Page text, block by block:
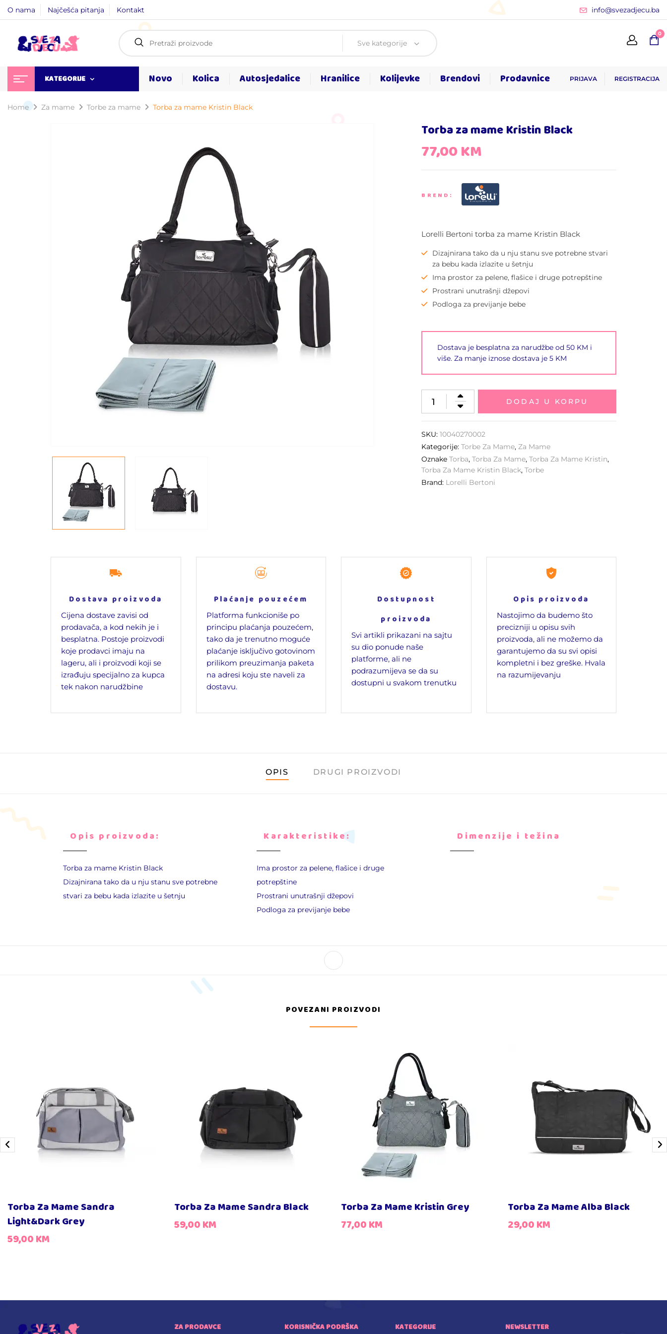
O nama Najčešća pitanja Kontakt info@svezadjecu.ba
Sve kategorije
0
KATEGORIJE Novo Kolica Autosjedalice Hranilice Kolijevke Brendovi Prodavnice PRIJAVA REGISTRACIJA
Home Za mame Torbe za mame Torba za mame Kristin Black
Torba za mame Kristin Black
77,00KM
BREND:
Lorelli Bertoni torba za mame Kristin Black
Dizajnirana tako da u nju stanu sve potrebne stvari
za bebu kada izlazite u šetnju
Ima prostor za pelene, flašice i druge potrepštine
Prostrani unutrašnji džepovi
Podloga za previjanje bebe
Dostava je besplatna za narudžbe od 50 KM i
više. Za manje iznose dostava je 5 KM
DODAJ U KORPU
SKU:10040270002
Kategorije:Torbe Za Mame,Za Mame
OznakeTorba,Torba Za Mame,Torba Za Mame Kristin,
Torba Za Mame Kristin Black,Torbe
Brand: Lorelli Bertoni
Dostava proizvoda
Cijena dostave zavisi od
prodavača, a kod nekih je i
besplatna. Postoje proizvodi
koje prodavci imaju na
lageru, ali i proizvodi koji se
izrađuju specijalno za kupca
tek nakon narudžbine
Plaćanje pouzećem
Platforma funkcioniše po
principu plaćanja pouzećem,
tako da je trenutno moguće
plaćanje isključivo gotovinom
prilikom preuzimanja paketa
na adresi koju ste naveli za
dostavu.
Dostupnost
proizvoda
Svi artikli prikazani na sajtu
su dio ponude naše
platforme, ali ne
podrazumijeva se da su
dostupni u svakom trenutku
Opis proizvoda
Nastojimo da budemo što
precizniji u opisu svih
proizvoda, ali ne možemo da
garantujemo da su svi opisi
kompletni i bez greške. Hvala
na razumijevanju
OPIS DRUGI PROIZVODI
Opis proizvoda:
Torba za mame Kristin Black
Dizajnirana tako da u nju stanu sve potrebne
stvari za bebu kada izlazite u šetnju
Karakteristike:
Ima prostor za pelene, flašice i druge
potrepštine
Prostrani unutrašnji džepovi
Podloga za previjanje bebe
Dimenzije i težina
POVEZANI PROIZVODI
Torba Za Mame Sandra
Light&Dark Grey
59,00KM
Torba Za Mame Sandra Black
59,00KM
Torba Za Mame Kristin Grey
77,00KM
Torba Za Mame Alba Black
29,00KM
ZA PRODAVCE KORISNIČKA PODRŠKA KATEGORIJE NEWSLETTER